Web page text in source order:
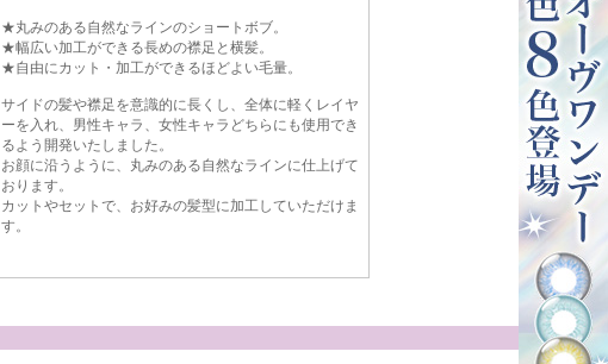
★丸みのある自然なラインのショートボブ。
★幅広い加工ができる長めの襟足と横髪。
★自由にカット・加工ができるほどよい毛量。
サイドの髪や襟足を意識的に長くし、全体に軽くレイヤ
ーを入れ、男性キャラ、女性キャラどちらにも使用でき
るよう開発いたしました。
お顔に沿うように、丸みのある自然なラインに仕上げて
おります。
カットやセットで、お好みの髪型に加工していただけま
す。